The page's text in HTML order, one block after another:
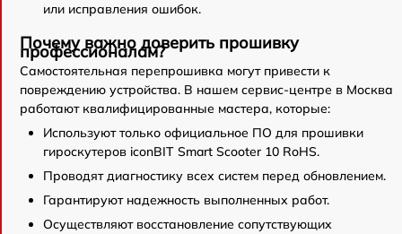
или исправления ошибок.
Почему важно доверить прошивку
профессионалам?
Самостоятельная перепрошивка могут привести к
повреждению устройства. В нашем сервис-центре в Москва
работают квалифицированные мастера, которые:
Используют только официальное ПО для прошивки
гироскутеров iconBIT Smart Scooter 10 RoHS.
Проводят диагностику всех систем перед обновлением.
Гарантируют надежность выполненных работ.
Осуществляют восстановление сопутствующих